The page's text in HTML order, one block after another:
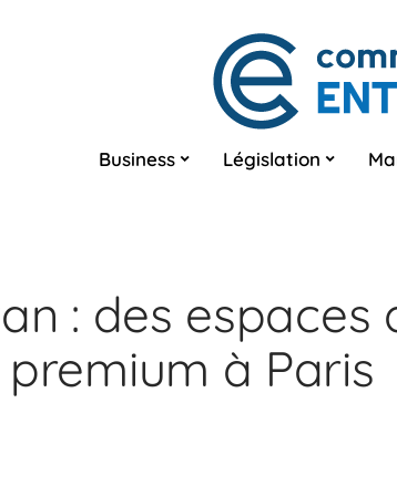
Business Législation
: des espaces
à Paris